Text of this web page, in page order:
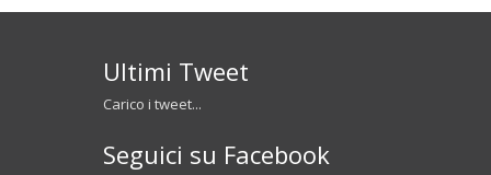
Ultimi Tweet
Carico i tweet...
Seguici su Facebook